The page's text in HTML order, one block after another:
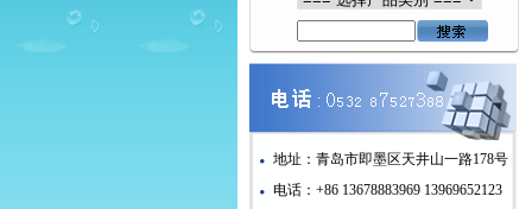
地址：青岛市即墨区天井山一路178号
电话：+86 13678883969 13969652123